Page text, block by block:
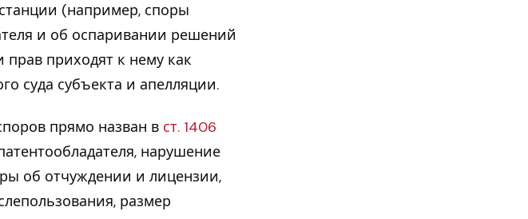
(например, споры
и об оспаривании решений
прав приходят к нему как
суда субъекта и апелляции.
прямо назван в ст. 1406
нарушение
об отчуждении и лицензии,
размер